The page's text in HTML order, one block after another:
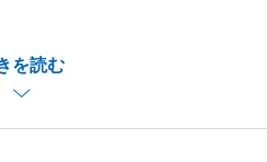
を読む
も大歓迎です。
軽にご相談くださいませ。